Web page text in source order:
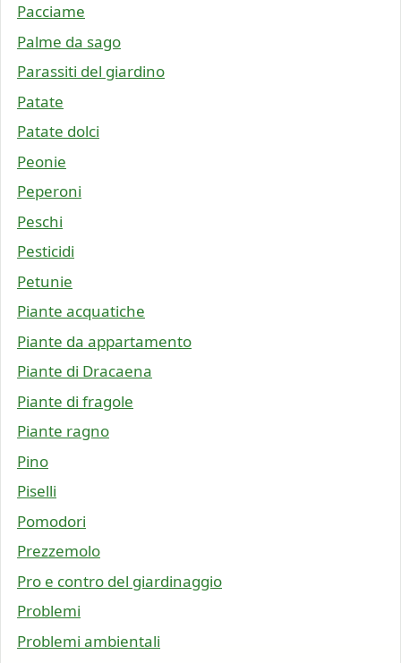
Pacciame
Palme da sago
Parassiti del giardino
Patate
Patate dolci
Peonie
Peperoni
Peschi
Pesticidi
Petunie
Piante acquatiche
Piante da appartamento
Piante di Dracaena
Piante di fragole
Piante ragno
Pino
Piselli
Pomodori
Prezzemolo
Pro e contro del giardinaggio
Problemi
Problemi ambientali